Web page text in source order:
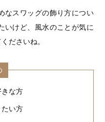
なスワッグの飾り方につい
いけど、風水のことが気に
ださいね。
きな方
たい方